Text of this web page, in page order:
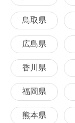
鳥取県
広島県
香川県
福岡県
熊本県